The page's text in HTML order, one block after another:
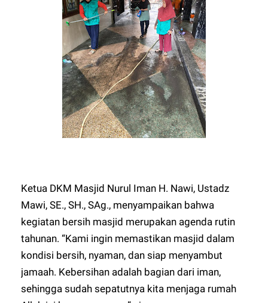
Ketua DKM Masjid Nurul Iman H. Nawi, Ustadz
Mawi, SE., SH., SAg., menyampaikan bahwa
kegiatan bersih masjid merupakan agenda rutin
tahunan. “Kami ingin memastikan masjid dalam
kondisi bersih, nyaman, dan siap menyambut
jamaah. Kebersihan adalah bagian dari iman,
sehingga sudah sepatutnya kita menjaga rumah